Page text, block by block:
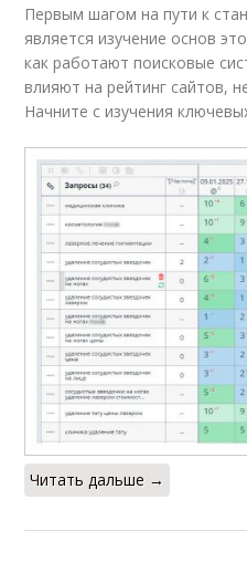
Первым шагом на пути к
является изучение основ
как работают поисковые
влияют на рейтинг сайтов,
Начните с изучения
Читать дальше →